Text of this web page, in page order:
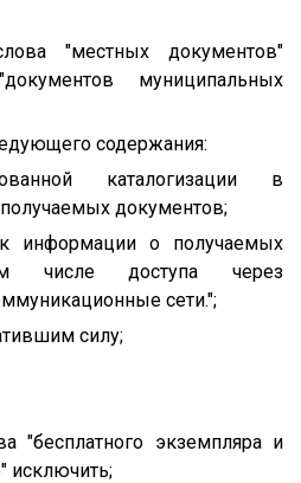
"местных документов"
муниципальных
содержания:
каталогизации в
документов;
к информации о получаемых
числе доступа через
сети.";
силу;
"бесплатного экземпляра и
исключить;